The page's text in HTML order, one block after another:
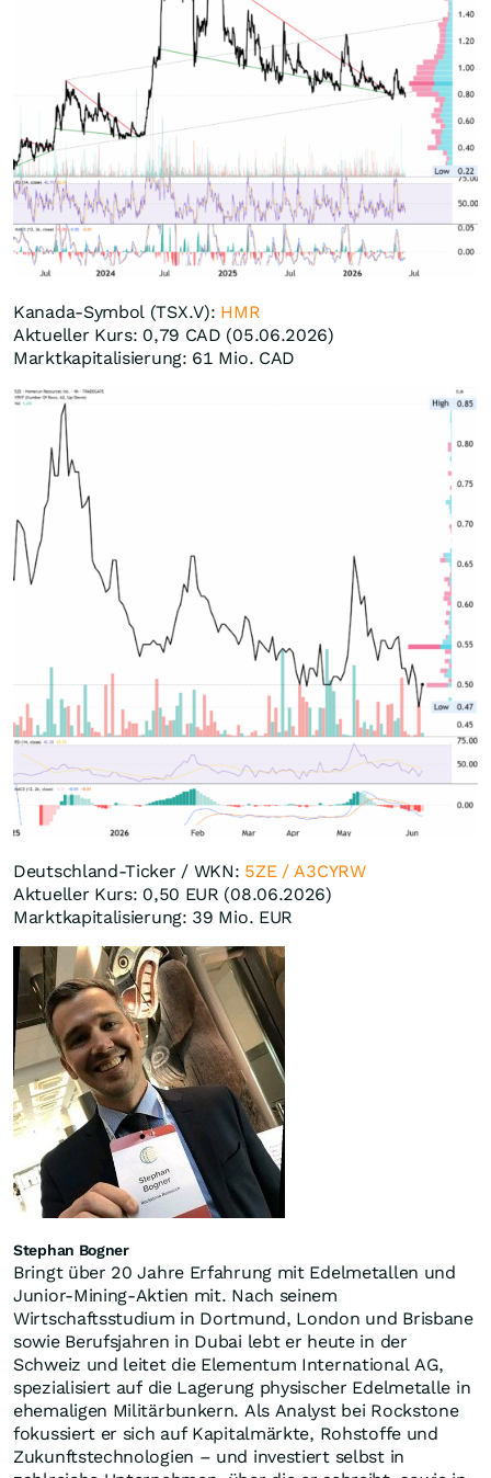
Kanada-Symbol (TSX.V): HMR
Aktueller Kurs: 0,79 CAD (05.06.2026)
Marktkapitalisierung: 61 Mio. CAD
Deutschland-Ticker / WKN: 5ZE / A3CYRW
Aktueller Kurs: 0,50 EUR (08.06.2026)
Marktkapitalisierung: 39 Mio. EUR
Stephan Bogner
Bringt über 20 Jahre Erfahrung mit Edelmetallen und
Junior-Mining-Aktien mit. Nach seinem
Wirtschaftsstudium in Dortmund, London und Brisbane
sowie Berufsjahren in Dubai lebt er heute in der
Schweiz und leitet die Elementum International AG,
spezialisiert auf die Lagerung physischer Edelmetalle in
ehemaligen Militärbunkern. Als Analyst bei Rockstone
fokussiert er sich auf Kapitalmärkte, Rohstoffe und
Zukunftstechnologien – und investiert selbst in